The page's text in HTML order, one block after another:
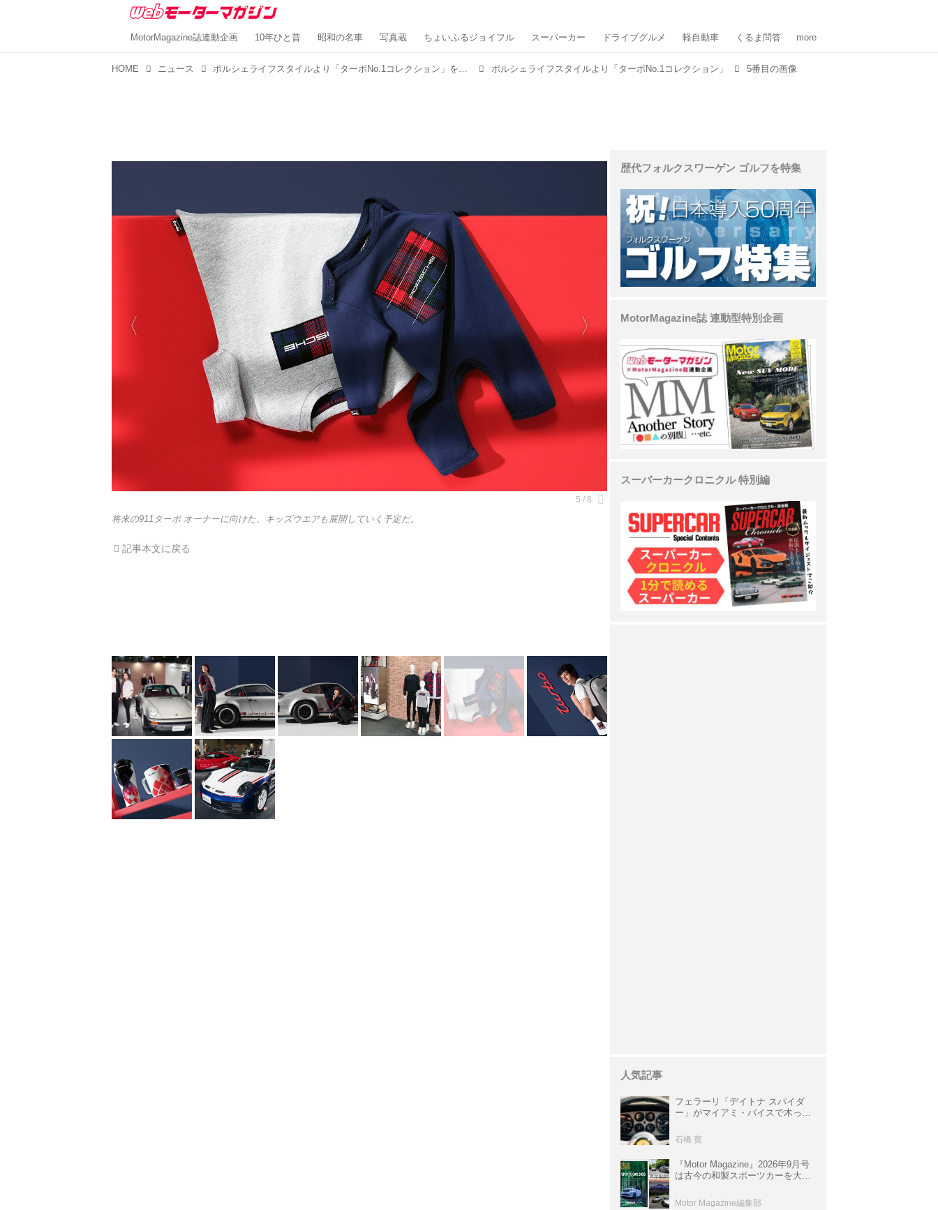
MotorMagazine誌連動企画 10年ひと昔 昭和の名車 写真蔵 ちょいふるジョイフル スーパーカー ドライブグルメ 軽自動車 くるま問答 more
HOME ニュース ポルシェライフスタイルより「ターボNo.1コレクション」をリリース。タータンチェックがアクセント！ ポルシェライフスタイルより「ターボNo.1コレクション」 5番目の画像
将来の911ターボ オーナーに向けた、キッズウエアも展開していく予定だ。
記事本文に戻る
歴代フォルクスワーゲン ゴルフを特集
MotorMagazine誌 連動型特別企画
スーパーカークロニクル 特別編
人気記事
フェラーリ「デイトナ スパイダ
ー」がマイアミ・バイスで木っ端
サ」に化けた理由
石橋 寛
『Motor Magazine』2026年9月号
は古今の和製スポーツカーを大特
情報も満載
Motor Magazine編集部